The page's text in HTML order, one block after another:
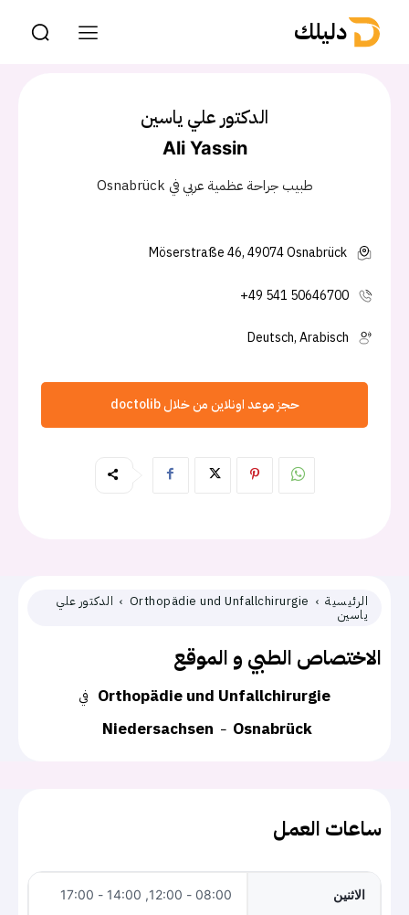
دليلك
الرئيسية Orthopädie und Unfallchirurgie الدكتور علي
ياسين
الاختصاص الطبي و الموقع
في Orthopädie und Unfallchirurgie
Niedersachsen
Osnabrück
ساعات العمل
الاثنين 08:00 - 12:00, 14:00 - 17:00
الدكتور علي ياسين
Ali Yassin
طبيب جراحة عظمية عربي في Osnabrück
Möserstraße 46, 49074 Osnabrück
+49 541 50646700
Deutsch, Arabisch
حجز موعد اونلاين من خلال doctolib